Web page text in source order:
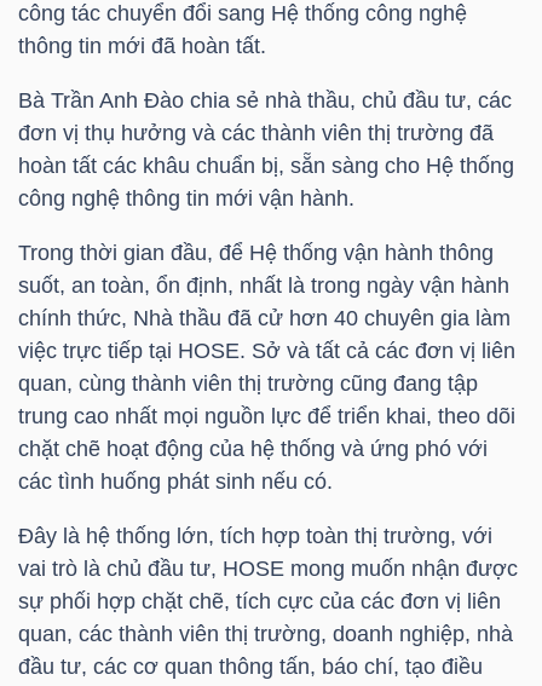
công tác chuyển đổi sang Hệ thống công nghệ
thông tin mới đã hoàn tất.
Bà Trần Anh Đào chia sẻ nhà thầu, chủ đầu tư, các
đơn vị thụ hưởng và các thành viên thị trường đã
hoàn tất các khâu chuẩn bị, sẵn sàng cho Hệ thống
công nghệ thông tin mới vận hành.
Trong thời gian đầu, để Hệ thống vận hành thông
suốt, an toàn, ổn định, nhất là trong ngày vận hành
chính thức, Nhà thầu đã cử hơn 40 chuyên gia làm
việc trực tiếp tại HOSE. Sở và tất cả các đơn vị liên
quan, cùng thành viên thị trường cũng đang tập
trung cao nhất mọi nguồn lực để triển khai, theo dõi
chặt chẽ hoạt động của hệ thống và ứng phó với
các tình huống phát sinh nếu có.
Đây là hệ thống lớn, tích hợp toàn thị trường, với
vai trò là chủ đầu tư, HOSE mong muốn nhận được
sự phối hợp chặt chẽ, tích cực của các đơn vị liên
quan, các thành viên thị trường, doanh nghiệp, nhà
đầu tư, các cơ quan thông tấn, báo chí, tạo điều
PHIẾU
CÔNG
CỤ
ĐẦU
TRUY
XUẤT
DỮ
LIỆU
Ngành
(-)
VS-
SECTOR